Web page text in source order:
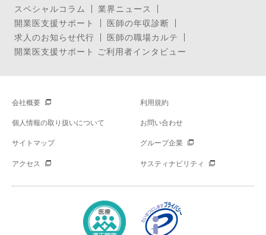
スペシャルコラム
業界ニュース
開業医支援サポート
医師の年収診断
求人のお知らせ代行
医師の職場カルテ
開業医支援サポート ご利用者インタビュー
会社概要 利用規約
個人情報の取り扱いについて お問い合わせ
サイトマップ グループ企業
アクセス サスティナビリティ